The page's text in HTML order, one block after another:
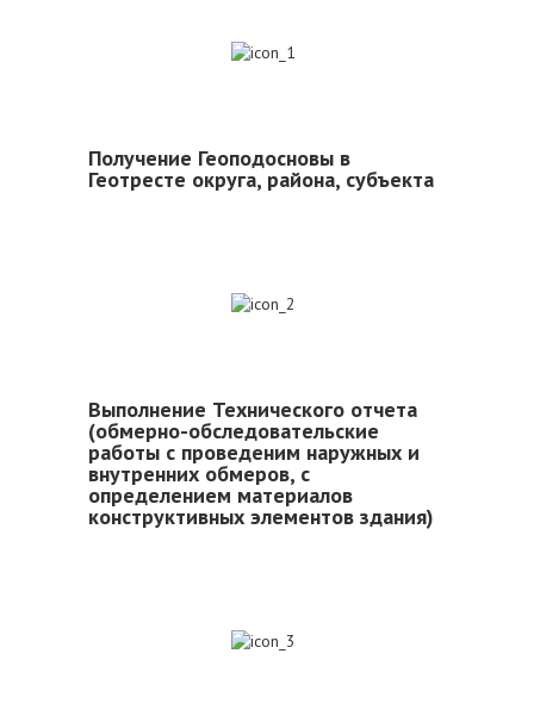
Получение Геоподосновы в
Геотресте округа, района, субъекта
Выполнение Технического отчета
(обмерно-обследовательские
работы с проведеним наружных и
внутренних обмеров, с
определением материалов
конструктивных элементов здания)